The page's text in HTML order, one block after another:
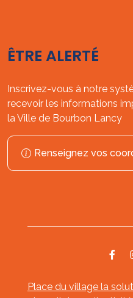
ÊTRE ALERTÉ
Inscrivez-vous à notre
recevoir les informations
la Ville de Bourbon Lancy
Renseignez vos
Place du village la